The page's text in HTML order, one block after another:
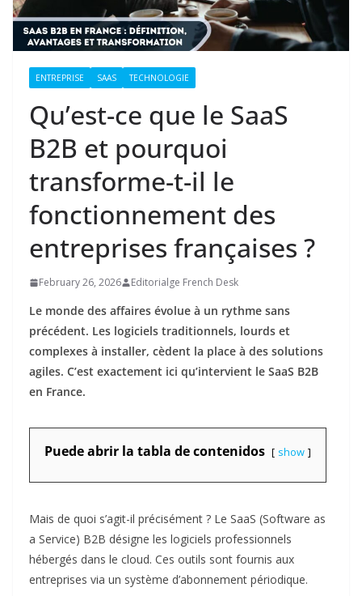
ENTREPRISE SAAS TECHNOLOGIE
Qu’est-ce que le SaaS
B2B et pourquoi
transforme-t-il le
fonctionnement des
entreprises françaises ?
February 26, 2026 Editorialge French Desk
Le monde des affaires évolue à un rythme sans
précédent. Les logiciels traditionnels, lourds et
complexes à installer, cèdent la place à des solutions
agiles. C’est exactement ici qu’intervient le SaaS B2B
en France.
Puede abrir la tabla de contenidos show
Mais de quoi s’agit-il précisément ? Le SaaS (Software as
a Service) B2B désigne les logiciels professionnels
hébergés dans le cloud. Ces outils sont fournis aux
entreprises via un système d’abonnement périodique.